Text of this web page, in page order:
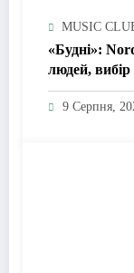
MUSIC
«Будні»:
людей, вибір
9 Серпня,